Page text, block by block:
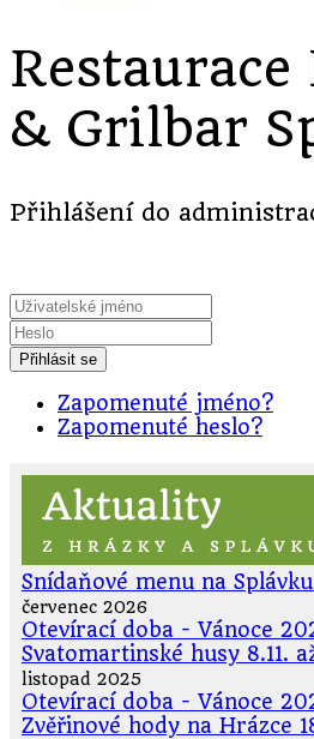
& Grilbar
Přihlášení do
Přihlásit se
Zapomenuté jméno?
Zapomenuté heslo?
Snídaňové menu na
červenec 2026
Otevírací doba - Vánoce
Svatomartinské husy 8.11.
listopad 2025
Otevírací doba - Vánoce
Zvěřinové hody na Hrázce